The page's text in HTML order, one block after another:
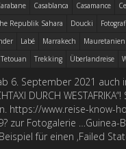
Casablanca Casamance
Republik Sahara
Doucki
Labé Marrakech Mauretanien
Tetouan Trekking Überlandreise
6. September 2021 auch
DURCH
https://www.reise-know-
zur Fotogalerie
für einen ‚Failed